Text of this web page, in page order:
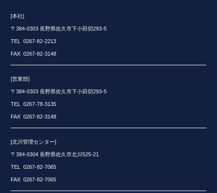
[本社]
〒384-0303 長野県佐久市下小田切293-5
TEL 0267-82-2213
FAX 0267-82-3148
[営業部]
〒384-0303 長野県佐久市下小田切293-5
TEL 0267-78-3135
FAX 0267-82-3148
[北川管理センター]
〒384-0304 長野県佐久市北川525-21
TEL 0267-82-7065
FAX 0267-82-7065